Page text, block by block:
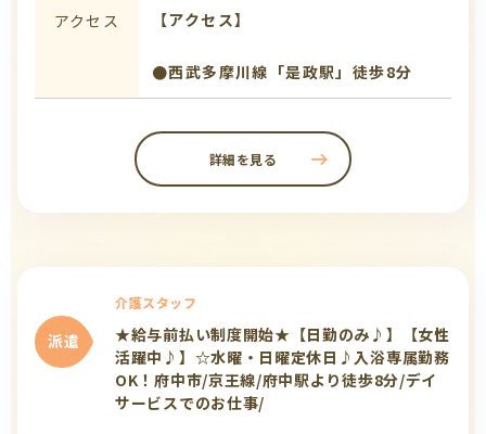
アクセス 【アクセス】
●西武多摩川線「是政駅」徒歩8分
詳細を見る
派遣
介護スタッフ
★給与前払い制度開始★【日勤のみ♪】【女性
活躍中♪】☆水曜・日曜定休日♪入浴専属勤務
OK！府中市/京王線/府中駅より徒歩8分/デイ
サービスでのお仕事/